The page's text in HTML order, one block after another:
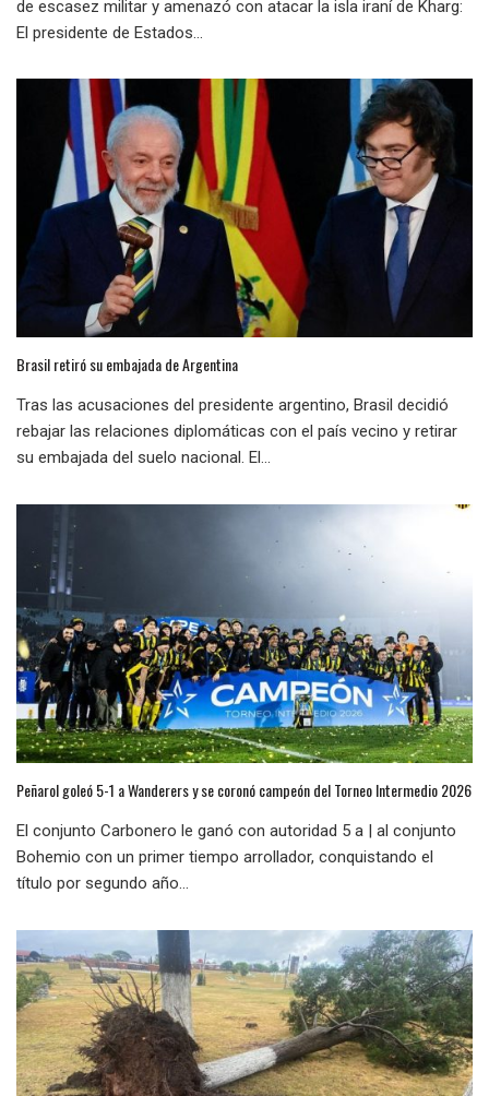
de escasez militar y amenazó con atacar la isla iraní de Kharg:
El presidente de Estados...
Brasil retiró su embajada de Argentina
Tras las acusaciones del presidente argentino, Brasil decidió
rebajar las relaciones diplomáticas con el país vecino y retirar
su embajada del suelo nacional. El...
Peñarol goleó 5-1 a Wanderers y se coronó campeón del Torneo Intermedio 2026
El conjunto Carbonero le ganó con autoridad 5 a | al conjunto
Bohemio con un primer tiempo arrollador, conquistando el
título por segundo año...